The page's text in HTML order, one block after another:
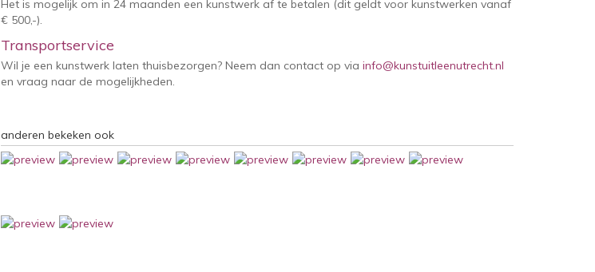
Het is mogelijk om in 24 maanden een kunstwerk af te betalen (dit geldt voor kunstwerken vanaf
€ 500,-).
Transportservice
Wil je een kunstwerk laten thuisbezorgen? Neem dan contact op via info@kunstuitleenutrecht.nl
en vraag naar de mogelijkheden.
anderen bekeken ook